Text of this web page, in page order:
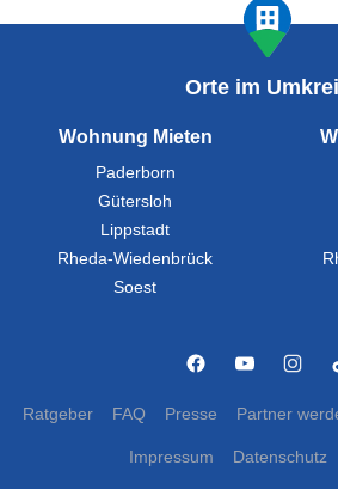
Orte im
Wohnung Mieten
Paderborn
Gütersloh
Lippstadt
Rheda-Wiedenbrück
Soest
Ratgeber FAQ Presse Partner
Impressum Datenschutz